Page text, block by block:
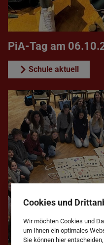
Cookies und
Wir möchten Cookies und
um Ihnen ein optimales
Sie können hier
PiA-Tag am
Schule aktuell